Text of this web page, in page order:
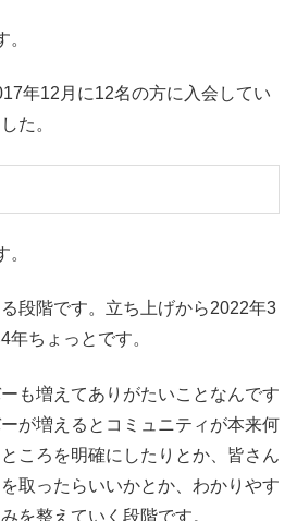
年12月に12名の方に入会してい
た。
段階です。立ち上げから2022年3
年ちょっとです。
も増えてありがたいことなんです
が増えるとコミュニティが本来何
ころを明確にしたりとか、皆さん
取ったらいいかとか、わかりやす
を整えていく段階です。